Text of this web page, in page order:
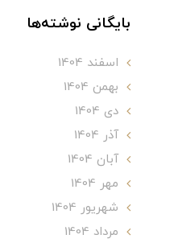
بایگانی نوشته‌ها
اسفند 1404
بهمن 1404
دی 1404
آذر 1404
آبان 1404
مهر 1404
شهریور 1404
مرداد 1404